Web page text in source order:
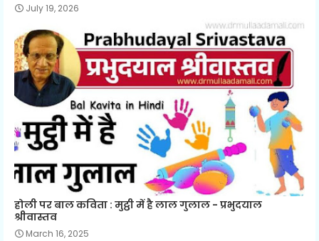
July 19, 2026
होली पर बाल कविता : मुट्ठी में है लाल गुलाल - प्रभुदयाल
श्रीवास्तव
March 16, 2025